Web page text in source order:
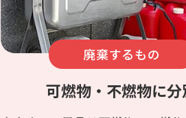
廃棄するもの
可燃物・不燃物に分